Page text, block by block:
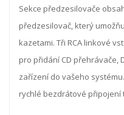
Sekce předzesilovače
předzesilovač, který
kazetami. Tři RCA linkové
pro přidání CD přehrávače,
zařízení do vašeho
rychlé bezdrátové